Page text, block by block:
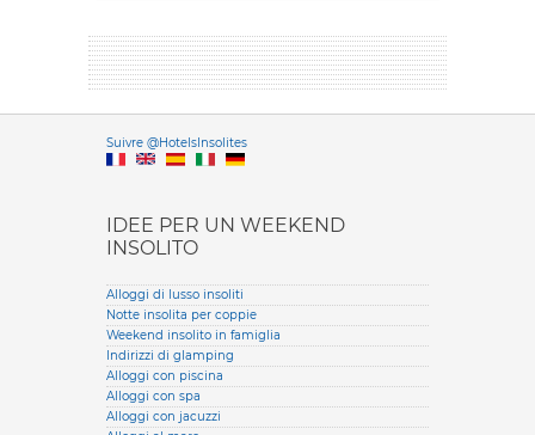
Suivre @HotelsInsolitesVersione
IDEE PER UN WEEKEND
INSOLITO
Alloggi di lusso insoliti
Notte insolita per coppie
Weekend insolito in famiglia
Indirizzi di glamping
Alloggi con piscina
Alloggi con spa
Alloggi con jacuzzi